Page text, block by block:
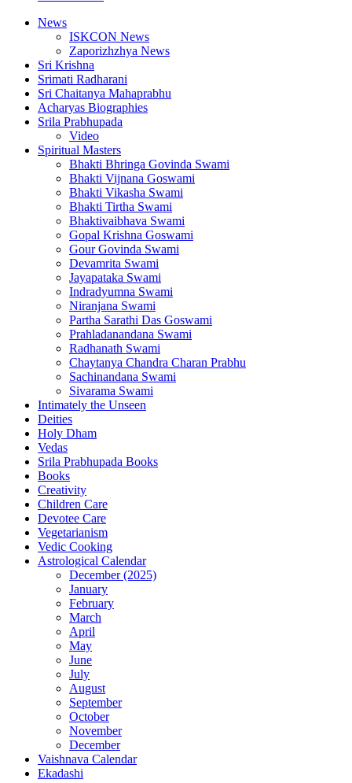
News
ISKCON News
Zaporizhzhya News
Sri Krishna
Srimati Radharani
Sri Chaitanya Mahaprabhu
Acharyas Biographies
Srila Prabhupada
Video
Spiritual Masters
Bhakti Bhringa Govinda Swami
Bhakti Vijnana Goswami
Bhakti Vikasha Swami
Bhakti Tirtha Swami
Bhaktivaibhava Swami
Gopal Krishna Goswami
Gour Govinda Swami
Devamrita Swami
Jayapataka Swami
Indradyumna Swami
Niranjana Swami
Partha Sarathi Das Goswami
Prahladanandana Swami
Radhanath Swami
Chaytanya Chandra Charan Prabhu
Sachinandana Swami
Sivarama Swami
Intimately the Unseen
Deities
Holy Dham
Vedas
Srila Prabhupada Books
Books
Creativity
Children Care
Devotee Care
Vegetarianism
Vedic Cooking
Astrological Calendar
December (2025)
January
February
March
April
May
June
July
August
September
October
November
December
Vaishnava Calendar
Ekadashi